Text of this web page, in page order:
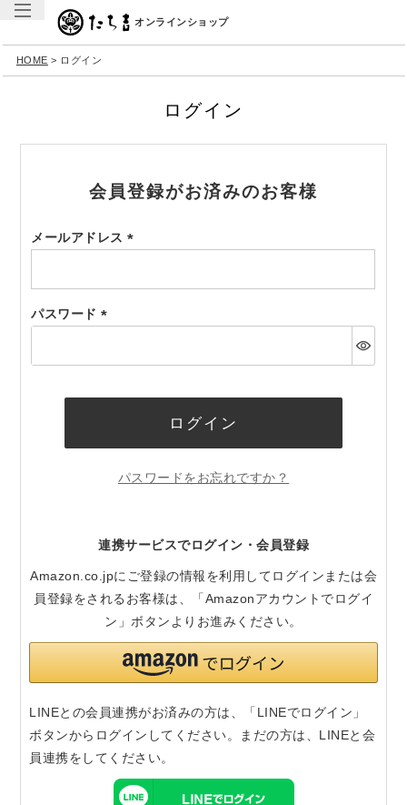
オンラインショップ
HOME ログイン
ログイン
会員登録がお済みのお客様
メールアドレス
須)
パスワード
須)
ログイン
パスワードをお忘れですか？
連携サービスでログイン・会員登録
Amazon.co.jpにご登録の情報を利用してログインまたは会
員登録をされるお客様は、「Amazonアカウントでログイ
ン」ボタンよりお進みください。
LINEとの会員連携がお済みの方は、「LINEでログイン」
ボタンからログインしてください。まだの方は、 LINEと会
員連携をしてください。